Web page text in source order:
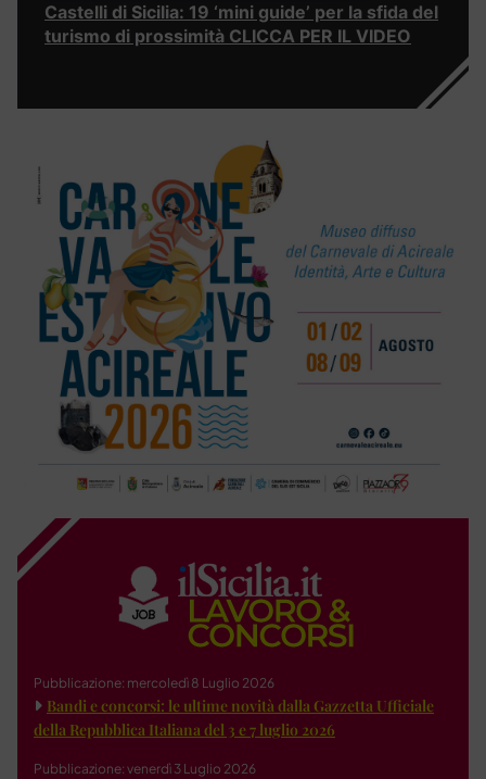
Castelli di Sicilia: 19 ‘mini guide’ per la sfida del
turismo di prossimità CLICCA PER IL VIDEO
Pubblicazione: mercoledì 8 Luglio 2026
Bandi e concorsi: le ultime novità dalla Gazzetta Ufficiale
della Repubblica Italiana del 3 e 7 luglio 2026
Pubblicazione: venerdì 3 Luglio 2026